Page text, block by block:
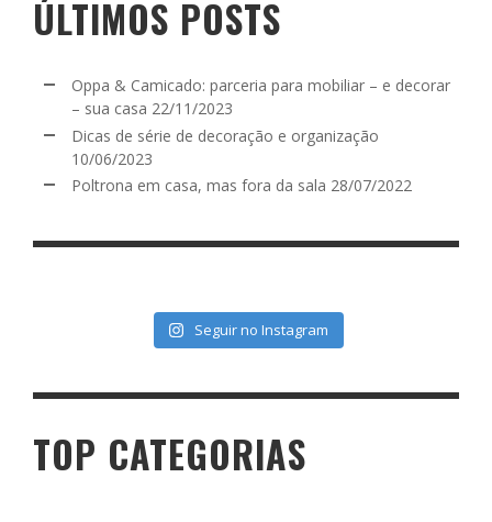
ÚLTIMOS POSTS
Oppa & Camicado: parceria para mobiliar – e decorar
– sua casa 22/11/2023
Dicas de série de decoração e organização
10/06/2023
Poltrona em casa, mas fora da sala 28/07/2022
Seguir no Instagram
TOP CATEGORIAS